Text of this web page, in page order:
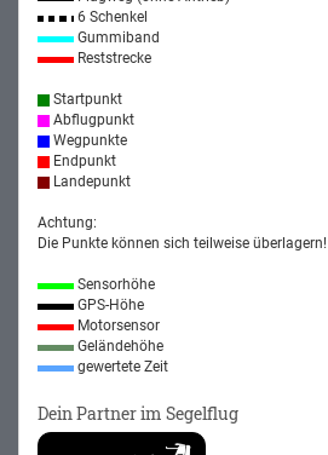
6 Schenkel
Gummiband
Reststrecke
Startpunkt
Abflugpunkt
Wegpunkte
Endpunkt
Landepunkt
Achtung:
Die Punkte können sich teilweise überlagern!
Sensorhöhe
GPS-Höhe
Motorsensor
Geländehöhe
gewertete Zeit
Dein Partner im Segelflug